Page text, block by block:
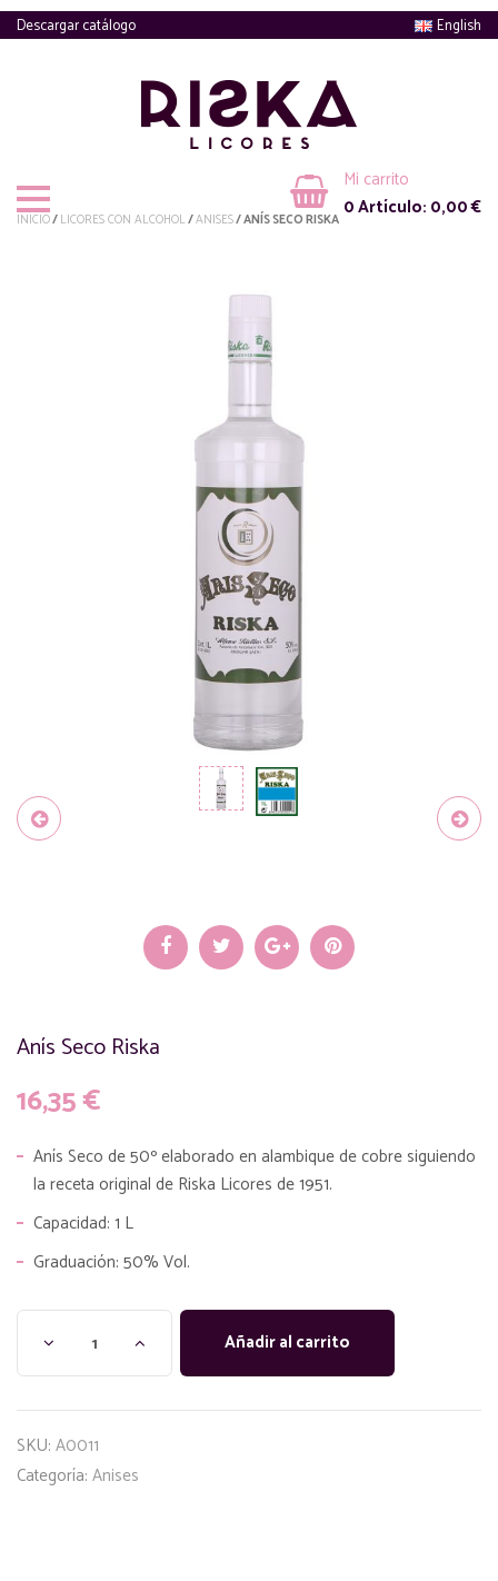
Descargar catálogo English
Mi carrito
0Artículo: 0,00€
INICIO/LICORES CON ALCOHOL/ANISES/ ANÍS SECO RISKA
Anís Seco Riska
16,35€
Anís Seco de 50º elaborado en alambique de cobre siguiendo
la receta original de Riska Licores de 1951.
Capacidad: 1 L
Graduación: 50% Vol.
Añadir al carrito
SKU: A0011
Categoría: Anises